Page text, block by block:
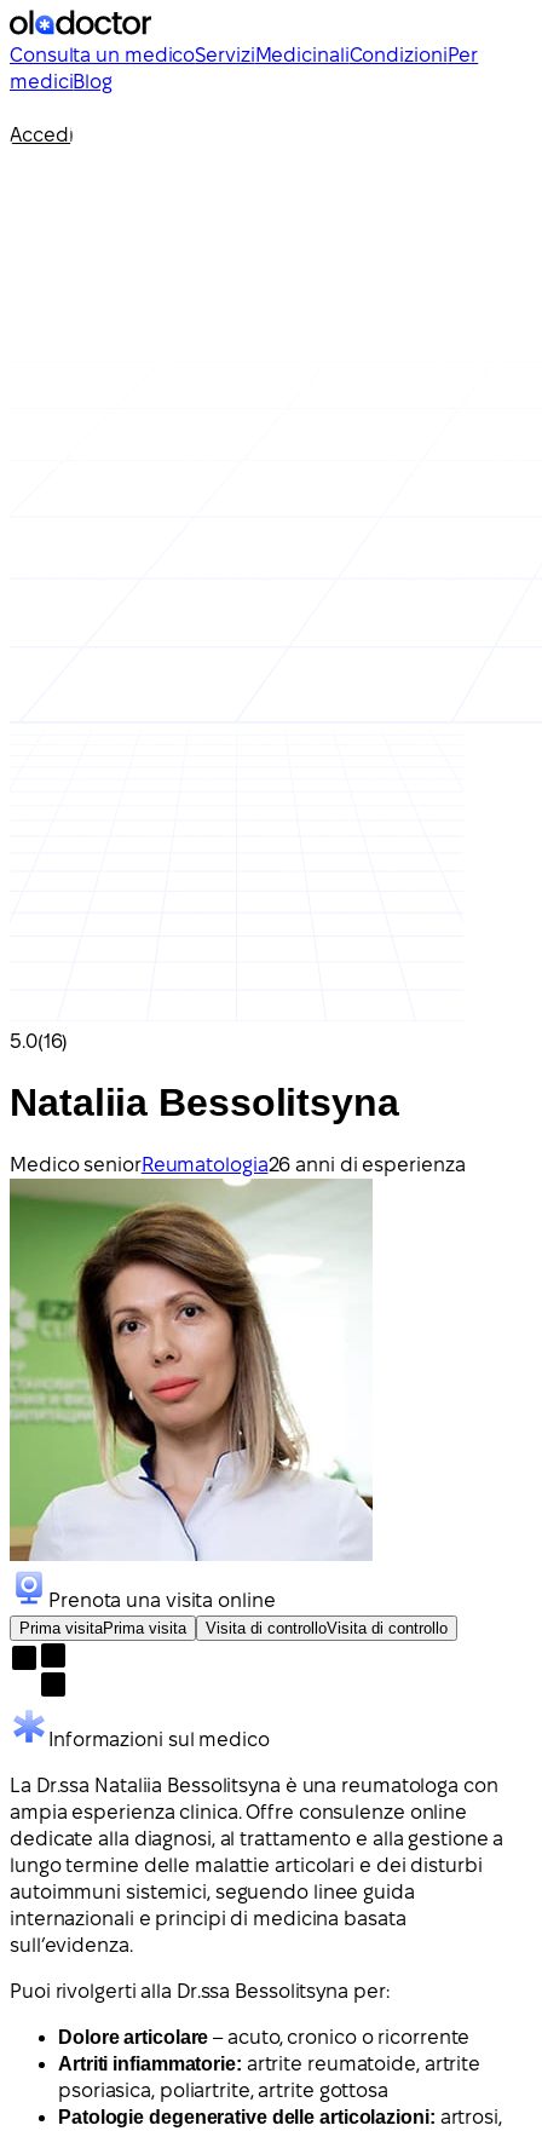
Consulta un medicoServiziMedicinaliCondizioniPer
mediciBlog
Accedi
5.0(16)
Nataliia Bessolitsyna
Medico seniorReumatologia26 anni di esperienza
Prenota una visita online
Prima visitaPrima visita Visita di controlloVisita di controllo
Informazioni sul medico
La Dr.ssa Nataliia Bessolitsyna è una reumatologa con
ampia esperienza clinica. Offre consulenze online
dedicate alla diagnosi, al trattamento e alla gestione a
lungo termine delle malattie articolari e dei disturbi
autoimmuni sistemici, seguendo linee guida
internazionali e principi di medicina basata
sull’evidenza.
Puoi rivolgerti alla Dr.ssa Bessolitsyna per:
Dolore articolare – acuto, cronico o ricorrente
Artriti infiammatorie: artrite reumatoide, artrite
psoriasica, poliartrite, artrite gottosa
Patologie degenerative delle articolazioni: artrosi,